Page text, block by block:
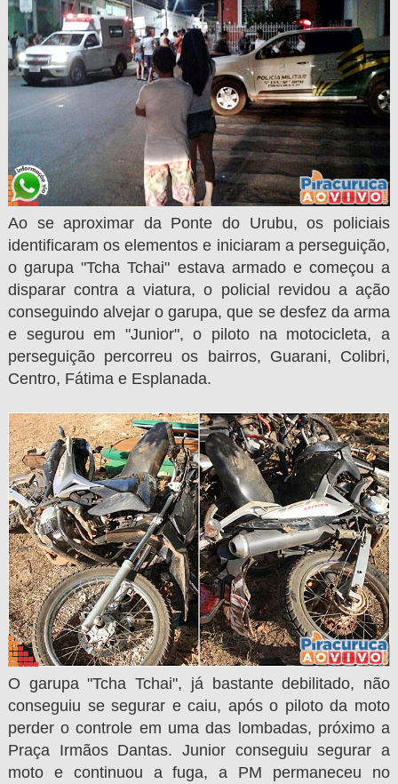
Ao se aproximar da Ponte do Urubu, os policiais
identificaram os elementos e iniciaram a perseguição,
o garupa"Tcha Tchai" estava armado e começou a
disparar contra a viatura, o policial revidou a ação
conseguindo alvejar o garupa, que se desfez da arma
e segurou em "Junior", o piloto na motocicleta, a
perseguição percorreu os bairros, Guarani, Colibri,
Centro, Fátima e Esplanada.
O garupa "Tcha Tchai", já bastante debilitado, não
conseguiu se segurar e caiu, após o piloto da moto
perder o controle em uma das lombadas, próximo a
Praça Irmãos Dantas. Junior conseguiu segurar a
moto e continuou a fuga, a PM permaneceu no